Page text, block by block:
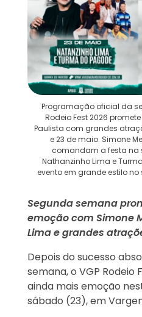
Programação oficial da
Rodeio Fest 2026
Paulista com grandes
e 23 de maio. Simone
comandam a festa na
Nathanzinho Lima e
evento em grande estilo
Segunda semana
emoção com Simone
Lima e grandes
Depois do sucesso
semana, o VGP
ainda mais emoção
sábado (23), em